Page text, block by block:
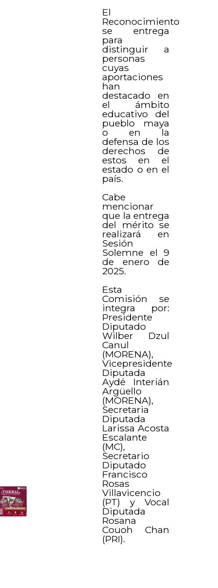
El
Reconocimiento
se entrega
para
distinguir a
personas
cuyas
aportaciones
han
destacado en
el ámbito
educativo del
pueblo maya
o en la
defensa de los
derechos de
estos en el
estado o en el
país.
Cabe
mencionar
que la entrega
del mérito se
realizará en
Sesión
Solemne el 9
de enero de
2025.
Esta
Comisión se
integra por:
Presidente
Diputado
Wilber Dzul
Canul
(MORENA),
Vicepresidente
Diputada
Aydé Interián
Argüello
(MORENA),
Secretaria
Diputada
Larissa Acosta
Escalante
(MC),
Secretario
Diputado
Francisco
Rosas
Villavicencio
(PT) y Vocal
Diputada
Rosana
Couoh Chan
(PRI).